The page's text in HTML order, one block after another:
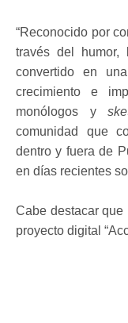
“Reconocido por
través del
convertido en
crecimiento e
monólogos y
comunidad que
dentro y fuera de
en días recientes
Cabe destacar que
proyecto digital